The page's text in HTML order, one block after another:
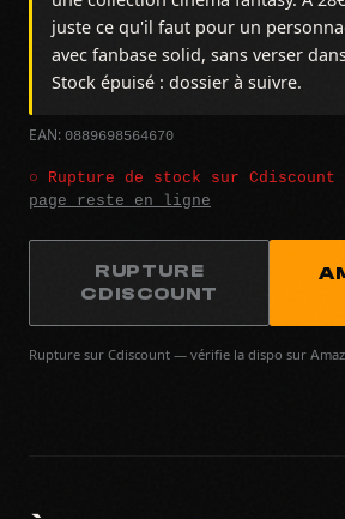
juste ce qu'il faut pour un
avec fanbase solid, sans verser
Stock épuisé : dossier à suivre.
EAN: 0889698564670
○ Rupture de stock sur Cdiscount
page reste en ligne
RUPTURE
CDISCOUNT
Rupture sur Cdiscount — vérifie la dispo sur